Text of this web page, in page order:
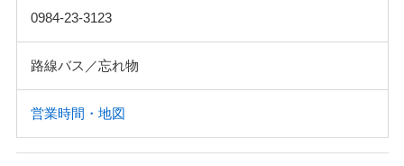
0984-23-3123
路線バス／忘れ物
営業時間・地図